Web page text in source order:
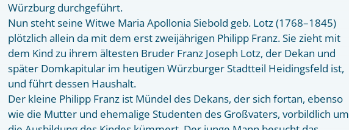
Würzburg durchgeführt.
Nun steht seine Witwe Maria Apollonia Siebold geb. Lotz (1768–1845)
plötzlich allein da mit dem erst zweijährigen Philipp Franz. Sie zieht mit
dem Kind zu ihrem ältesten Bruder Franz Joseph Lotz, der Dekan und
später Domkapitular im heutigen Würzburger Stadtteil Heidingsfeld ist,
und führt dessen Haushalt.
Der kleine Philipp Franz ist Mündel des Dekans, der sich fortan, ebenso
wie die Mutter und ehemalige Studenten des Großvaters, vorbildlich um